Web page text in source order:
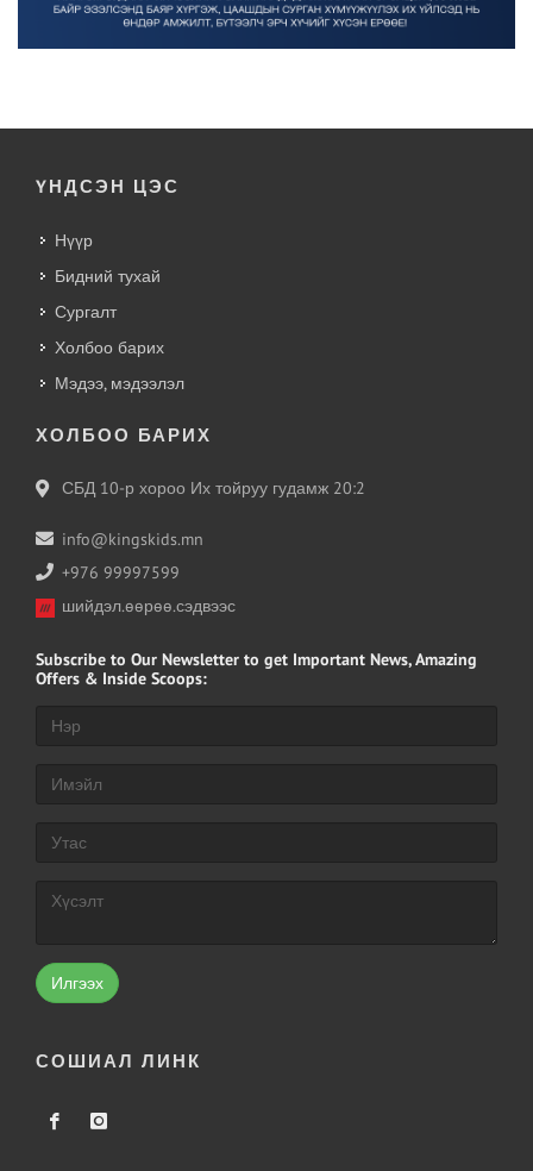
ҮНДСЭН ЦЭС
Нүүр
Бидний тухай
Сургалт
Холбоо барих
Мэдээ, мэдээлэл
ХОЛБОО БАРИХ
СБД 10-р хороо Их тойруу гудамж 20:2
info@kingskids.mn
+976 99997599
шийдэл.өөрөө.сэдвээс
Subscribe to Our Newsletter to get Important News, Amazing
Offers & Inside Scoops:
Илгээх
СОШИАЛ ЛИНК